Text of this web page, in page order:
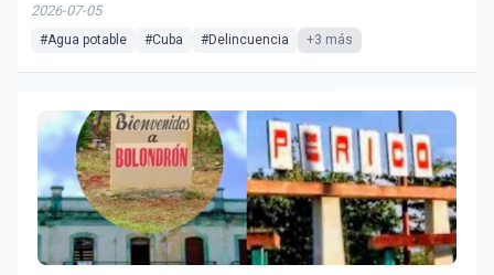
2026-07-05
#Agua potable #Cuba #Delincuencia +3 más